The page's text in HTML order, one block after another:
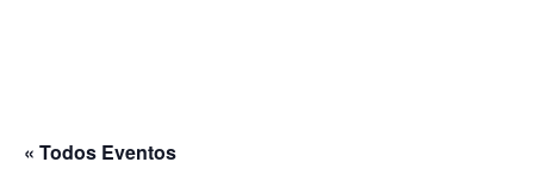
« Todos Eventos